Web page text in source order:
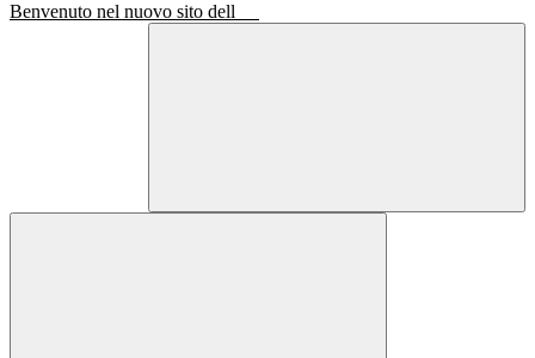
Benvenuto nel nuovo sito dell